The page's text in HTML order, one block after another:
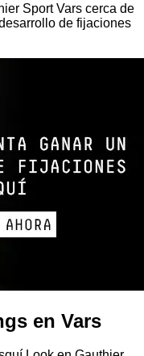
Sport Vars cerca de
de fijaciones
en Vars